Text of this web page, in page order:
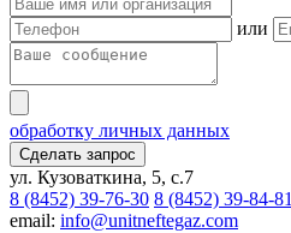
или
обработку личных данных
Сделать запрос
ул. Кузоваткина, 5, с.7
8 (8452) 39-76-30 8 (8452) 39-84-81
email: info@unitneftegaz.com